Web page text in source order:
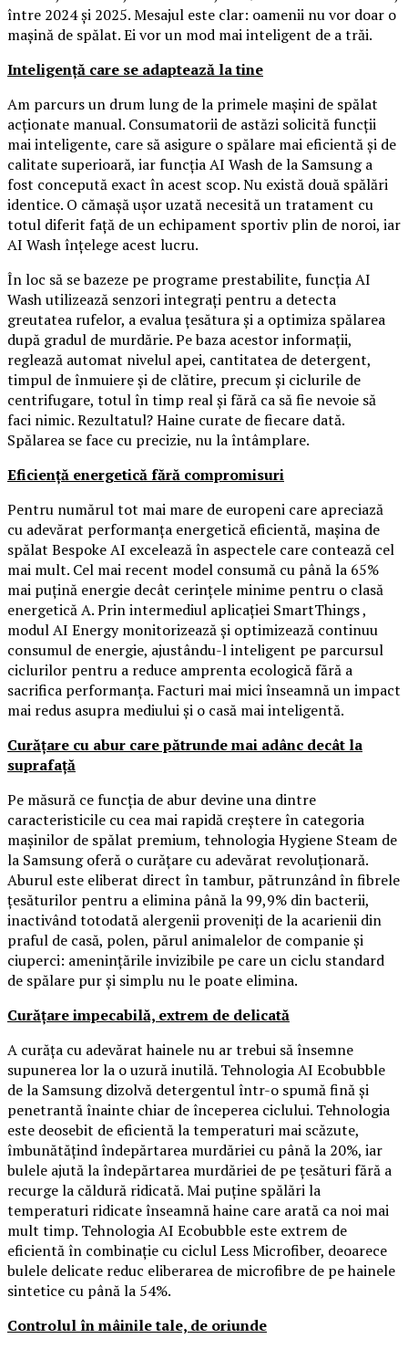
între 2024 și 2025. Mesajul este clar: oamenii nu vor doar o
mașină de spălat. Ei vor un mod mai inteligent de a trăi.
Inteligență care se adaptează la tine
Am parcurs un drum lung de la primele mașini de spălat
acționate manual. Consumatorii de astăzi solicită funcții
mai inteligente, care să asigure o spălare mai eficientă și de
calitate superioară, iar funcția AI Wash de la Samsung a
fost concepută exact în acest scop. Nu există două spălări
identice. O cămașă ușor uzată necesită un tratament cu
totul diferit față de un echipament sportiv plin de noroi, iar
AI Wash înțelege acest lucru.
În loc să se bazeze pe programe prestabilite, funcția AI
Wash utilizează senzori integrați pentru a detecta
greutatea rufelor, a evalua țesătura și a optimiza spălarea
după gradul de murdărie. Pe baza acestor informații,
reglează automat nivelul apei, cantitatea de detergent,
timpul de înmuiere și de clătire, precum și ciclurile de
centrifugare, totul în timp real și fără ca să fie nevoie să
faci nimic. Rezultatul? Haine curate de fiecare dată.
Spălarea se face cu precizie, nu la întâmplare.
Eficiență energetică fără compromisuri
Pentru numărul tot mai mare de europeni care apreciază
cu adevărat performanța energetică eficientă, mașina de
spălat Bespoke AI excelează în aspectele care contează cel
mai mult. Cel mai recent model consumă cu până la 65%
mai puțină energie decât cerințele minime pentru o clasă
energetică A. Prin intermediul aplicației SmartThings ,
modul AI Energy monitorizează și optimizează continuu
consumul de energie, ajustându-l inteligent pe parcursul
ciclurilor pentru a reduce amprenta ecologică fără a
sacrifica performanța. Facturi mai mici înseamnă un impact
mai redus asupra mediului și o casă mai inteligentă.
Curățare cu abur care pătrunde mai adânc decât la
suprafață
Pe măsură ce funcția de abur devine una dintre
caracteristicile cu cea mai rapidă creștere în categoria
mașinilor de spălat premium, tehnologia Hygiene Steam de
la Samsung oferă o curățare cu adevărat revoluționară.
Aburul este eliberat direct în tambur, pătrunzând în fibrele
țesăturilor pentru a elimina până la 99,9% din bacterii,
inactivând totodată alergenii proveniți de la acarienii din
praful de casă, polen, părul animalelor de companie și
ciuperci: amenințările invizibile pe care un ciclu standard
de spălare pur și simplu nu le poate elimina.
Curățare impecabilă, extrem de delicată
A curăța cu adevărat hainele nu ar trebui să însemne
supunerea lor la o uzură inutilă. Tehnologia AI Ecobubble
de la Samsung dizolvă detergentul într-o spumă fină și
penetrantă înainte chiar de începerea ciclului. Tehnologia
este deosebit de eficientă la temperaturi mai scăzute,
îmbunătățind îndepărtarea murdăriei cu până la 20%, iar
bulele ajută la îndepărtarea murdăriei de pe țesături fără a
recurge la căldură ridicată. Mai puține spălări la
temperaturi ridicate înseamnă haine care arată ca noi mai
mult timp. Tehnologia AI Ecobubble este extrem de
eficientă în combinație cu ciclul Less Microfiber, deoarece
bulele delicate reduc eliberarea de microfibre de pe hainele
sintetice cu până la 54%.
Controlul în mâinile tale, de oriunde